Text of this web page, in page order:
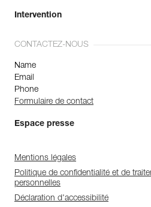
Intervention
CONTACTEZ-NOUS
Name
Email
Phone
Formulaire de contact
Espace presse
Mentions légales
Politique de confidentialité et de
personnelles
Déclaration d'accessibilité